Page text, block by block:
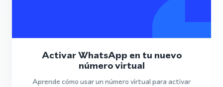
Activar WhatsApp en tu nuevo
número virtual
Aprende cómo usar un número virtual para activar